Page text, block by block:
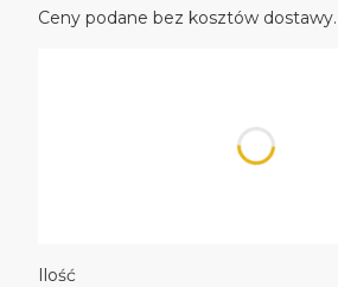
Ceny podane bez kosztów dostawy.
Opcjonalne
Ilość